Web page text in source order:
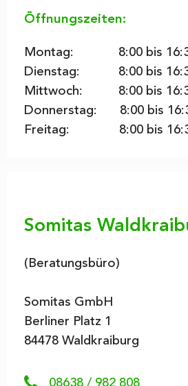
Öffnungszeiten:
Montag: 8:00 bis
Dienstag:
8:00 bis
Mittwoch:
8:00 bis
Donnerstag:
8:00 bis
Freitag:
8:00 bis
Somitas
(Beratungsbüro)
Somitas GmbH
Berliner Platz 1
84478 Waldkraiburg